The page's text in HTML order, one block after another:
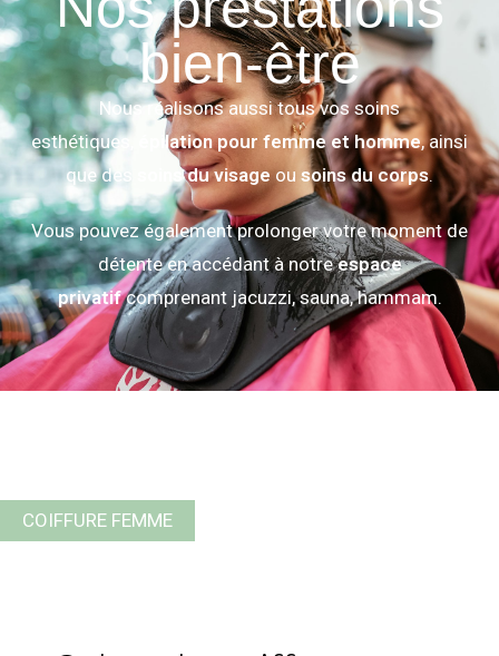
bien-être
Nous réalisons aussi tous vos soins
esthétiques,
épilation pour femme et homme, ainsi
que des
soins du visageou soins du corps.
Vous pouvez également prolonger votre moment de
détente en accédant à notreespace
privatifcomprenant jacuzzi, sauna, hammam.
COIFFURE FEMME